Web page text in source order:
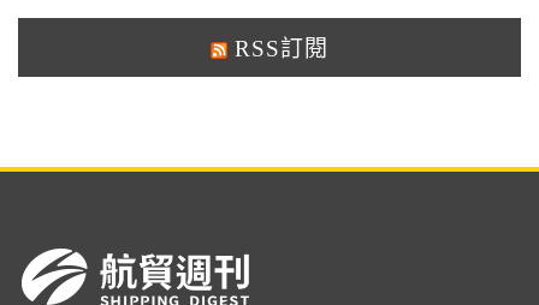
RSS訂閱